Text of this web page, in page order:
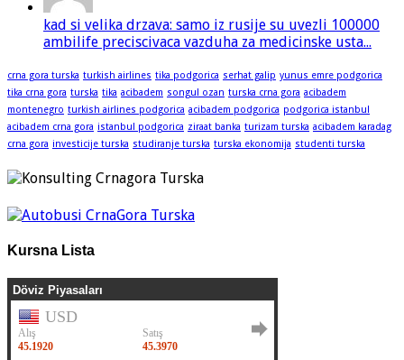
kad si velika drzava: samo iz rusije su uvezli 100000
ambilife preciscivaca vazduha za medicinske usta...
crna gora turska turkish airlines tika podgorica serhat galip yunus emre podgorica
tika crna gora turska tika acibadem songul ozan turska crna gora acibadem
montenegro turkish airlines podgorica acibadem podgorica podgorica istanbul
acibadem crna gora istanbul podgorica ziraat banka turizam turska acibadem karadag
crna gora investicije turska studiranje turska turska ekonomija studenti turska
Kursna Lista